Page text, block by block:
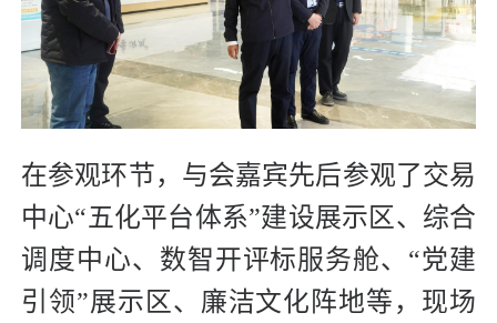
在参观环节，与会嘉宾先后参观了交易
中心“五化平台体系”建设展示区、综合
调度中心、数智开评标服务舱、“党建
引领”展示区、廉洁文化阵地等，现场